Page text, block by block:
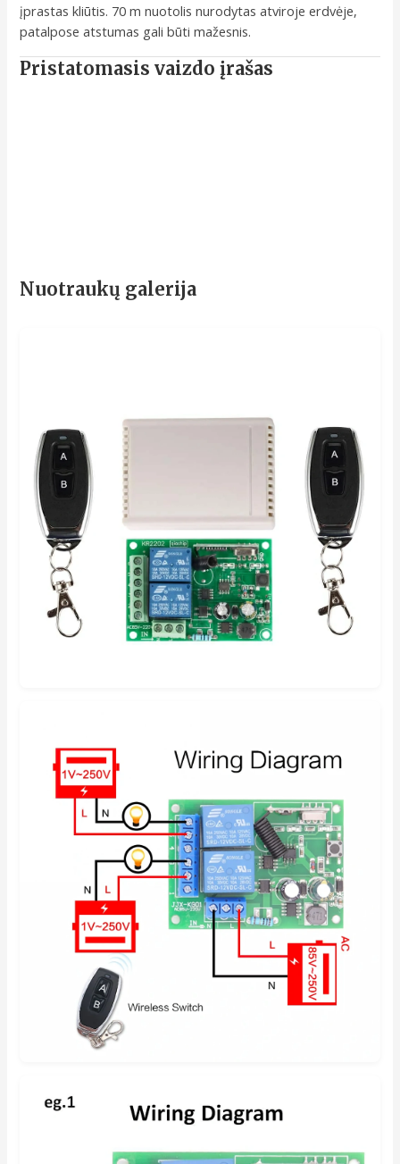
įprastas kliūtis. 70 m nuotolis nurodytas atviroje erdvėje,
patalpose atstumas gali būti mažesnis.
Pristatomasis vaizdo įrašas
Nuotraukų galerija